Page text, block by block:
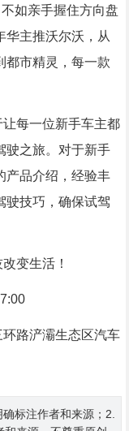
如亲手握住方向盘
华主推沃尔沃，从
都市精灵，每一款
每一位新手车主都
驶之旅。对于新手
产品介绍，经验丰
驶技巧，确保试驾
变生活！
路浐灞生态区汽车
标注作者和来源；2.